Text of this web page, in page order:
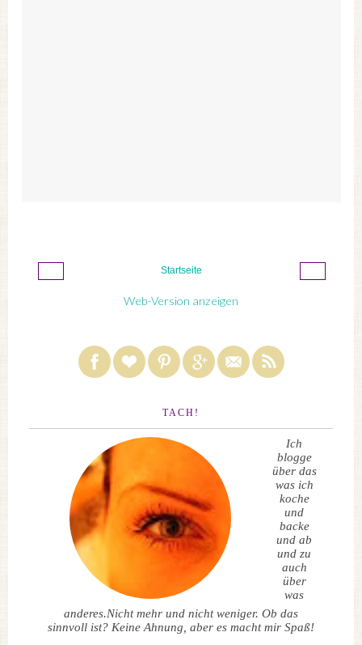
‹ ›
Startseite
Web-Version anzeigen
TACH!
Ich
blogge
über das
was ich
koche
und
backe
und ab
und zu
auch
über
was
anderes.Nicht mehr und nicht weniger. Ob das
sinnvoll ist? Keine Ahnung, aber es macht mir Spaß!